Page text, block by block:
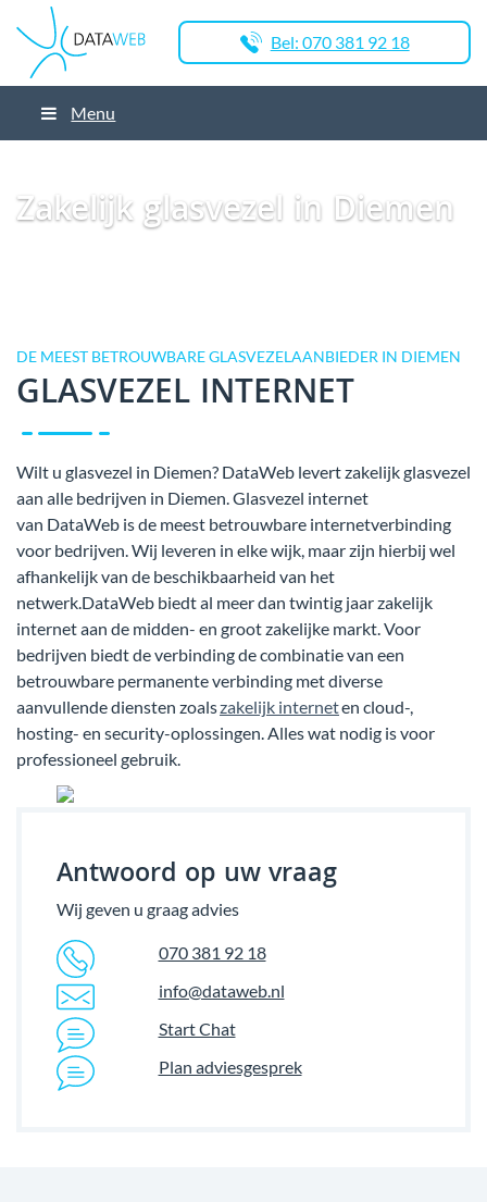
Bel: 070 381 92 18
Menu
Zakelijk glasvezel in Diemen
DE MEEST BETROUWBARE GLASVEZELAANBIEDER IN DIEMEN
GLASVEZEL INTERNET
Wilt u glasvezel in Diemen? DataWeb levert zakelijk glasvezel
aan alle bedrijven in Diemen. Glasvezel internet
van DataWeb is de meest betrouwbare internetverbinding
voor bedrijven. Wij leveren in elke wijk, maar zijn hierbij wel
afhankelijk van de beschikbaarheid van het
netwerk.DataWeb biedt al meer dan twintig jaar zakelijk
internet aan de midden- en groot zakelijke markt. Voor
bedrijven biedt de verbinding de combinatie van een
betrouwbare permanente verbinding met diverse
aanvullende diensten zoalszakelijk interneten cloud-,
hosting- en security-oplossingen. Alles wat nodig is voor
professioneel gebruik.
Antwoord op uw vraag
Wij geven u graag advies
070 381 92 18
info@dataweb.nl
Start Chat
Plan adviesgesprek